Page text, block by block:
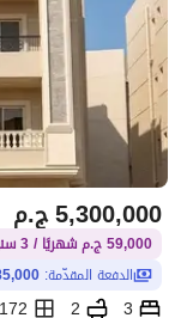
ج.م5,300,000
59,000 ج.م شهريًا / 3 سنوات
الدفعة المقدّمة:
3
2 172 متر مربع